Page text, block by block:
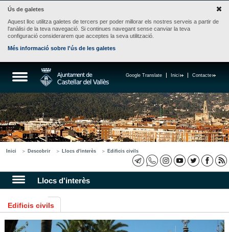
Ús de galetes
Aquest lloc utilitza galetes de tercers per poder millorar els nostres serveis a partir de
l'anàlisi de la teva navegació. Si continues navegant sense canviar la teva
configuració considerarem que acceptes la seva utilització.
Més informació sobre l'ús de les galetes
Contacte
Inici
Google Translate
Inici Descobrir Llocs d'interès Edificis civils
Llocs d'interès
Edificis civils